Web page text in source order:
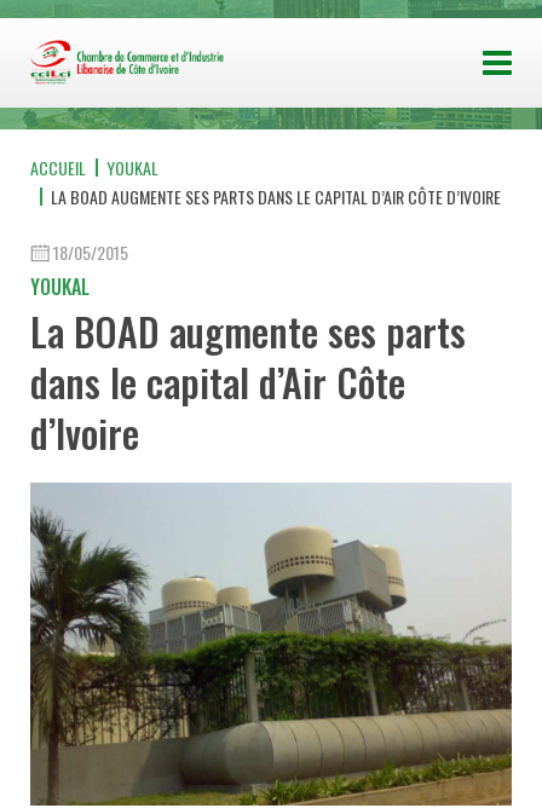
ACCUEIL
YOUKAL
LA BOAD AUGMENTE SES PARTS DANS LE CAPITAL D’AIR CÔTE D’IVOIRE
18/05/2015
YOUKAL
La BOAD augmente ses parts
dans le capital d’Air Côte
d’Ivoire